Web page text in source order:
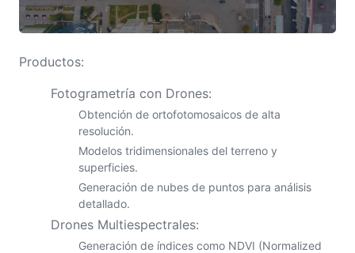
Productos:
Fotogrametría con Drones:
Obtención de ortofotomosaicos de alta
resolución.
Modelos tridimensionales del terreno y
superficies.
Generación de nubes de puntos para análisis
detallado.
Drones Multiespectrales:
Generación de índices como NDVI (Normalized